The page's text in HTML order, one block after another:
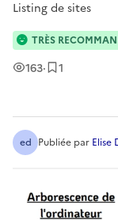
Listing de sites
163Vues
· 1
TRÈS
ed Publiée par Elise